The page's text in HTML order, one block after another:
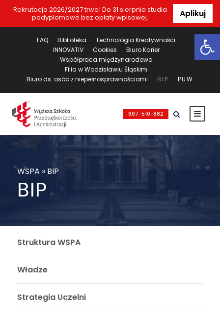
Rekrutacja 2026/2027 trwa! Do 31 sierpnia studia
podyplomowe bez opłaty wpisowej.
Aplikuj
FAQ Biblioteka
Technologia Kreatywności
INNOVATIV
Cookies
Biuro Karier
Współpraca międzynarodowa
Filia w Wodzisławiu Śląskim
Biuro ds. osób z niepełnosprawnościami
BIP PUW
607-510-882
WSPA » BIP
BIP
Struktura WSPA
Władze
Strategia Uczelni